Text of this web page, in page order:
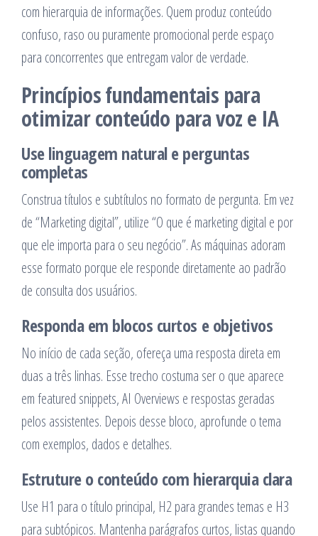
com hierarquia de informações. Quem produz conteúdo
confuso, raso ou puramente promocional perde espaço
para concorrentes que entregam valor de verdade.
Princípios fundamentais para
otimizar conteúdo para voz e IA
Use linguagem natural e perguntas
completas
Construa títulos e subtítulos no formato de pergunta. Em vez
de “Marketing digital”, utilize “O que é marketing digital e por
que ele importa para o seu negócio”. As máquinas adoram
esse formato porque ele responde diretamente ao padrão
de consulta dos usuários.
Responda em blocos curtos e objetivos
No início de cada seção, ofereça uma resposta direta em
duas a três linhas. Esse trecho costuma ser o que aparece
em featured snippets, AI Overviews e respostas geradas
pelos assistentes. Depois desse bloco, aprofunde o tema
com exemplos, dados e detalhes.
Estruture o conteúdo com hierarquia clara
Use H1 para o título principal, H2 para grandes temas e H3
para subtópicos. Mantenha parágrafos curtos, listas quando